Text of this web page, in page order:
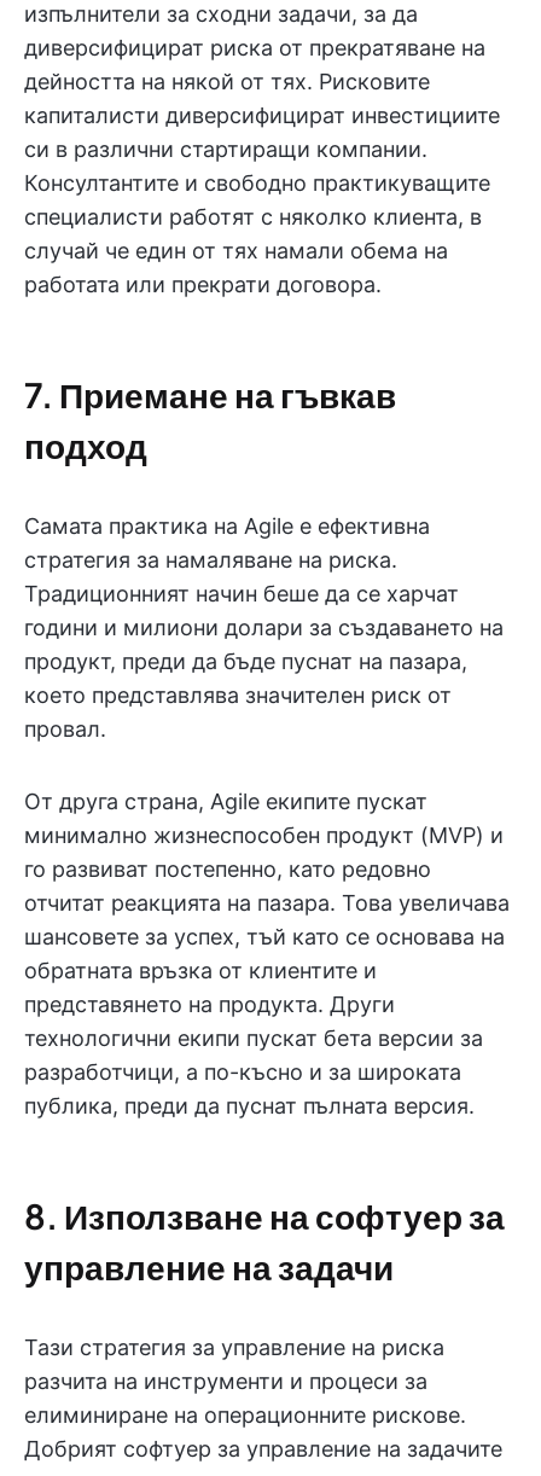
изпълнители за сходни задачи, за да
диверсифицират риска от прекратяване на
дейността на някой от тях. Рисковите
капиталисти диверсифицират инвестициите
си в различни стартиращи компании.
Консултантите и свободно практикуващите
специалисти работят с няколко клиента, в
случай че един от тях намали обема на
работата или прекрати договора.
7. Приемане на гъвкав
подход
Самата практика на Agile е ефективна
стратегия за намаляване на риска.
Традиционният начин беше да се харчат
години и милиони долари за създаването на
продукт, преди да бъде пуснат на пазара,
което представлява значителен риск от
провал.
От друга страна, Agile екипите пускат
минимално жизнеспособен продукт (MVP) и
го развиват постепенно, като редовно
отчитат реакцията на пазара. Това увеличава
шансовете за успех, тъй като се основава на
обратната връзка от клиентите и
представянето на продукта. Други
технологични екипи пускат бета версии за
разработчици, а по-късно и за широката
публика, преди да пуснат пълната версия.
8. Използване на софтуер за
управление на задачи
Тази стратегия за управление на риска
разчита на инструменти и процеси за
елиминиране на операционните рискове.
Добрият софтуер за управление на задачите